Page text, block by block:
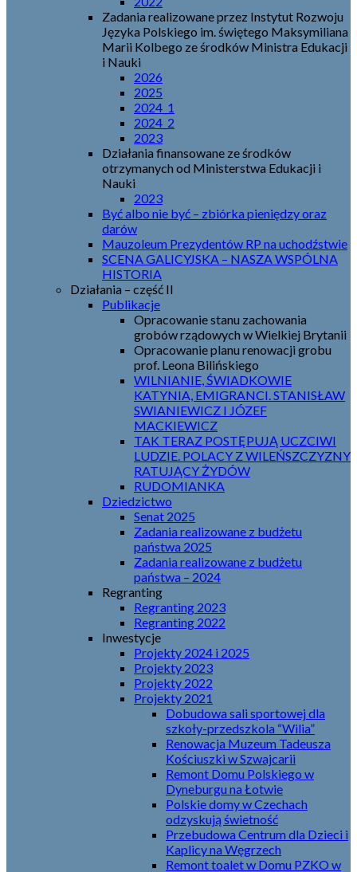
Zadania realizowane przez Instytut Rozwoju
Języka Polskiego im. świętego Maksymiliana
Marii Kolbego ze środków Ministra Edukacji
i Nauki
2026
2025
2024_1
2024_2
2023
Działania finansowane ze środków
otrzymanych od Ministerstwa Edukacji i
Nauki
2023
Być albo nie być – zbiórka pieniędzy oraz
darów
Mauzoleum Prezydentów RP na uchodźstwie
SCENA GALICYJSKA – NASZA WSPÓLNA
HISTORIA
Działania – część II
Publikacje
Opracowanie stanu zachowania
grobów rządowych w Wielkiej Brytanii
Opracowanie planu renowacji grobu
prof. Leona Bilińskiego
WILNIANIE, ŚWIADKOWIE
KATYNIA, EMIGRANCI. STANISŁAW
SWIANIEWICZ I JÓZEF
MACKIEWICZ
TAK TERAZ POSTĘPUJĄ UCZCIWI
LUDZIE. POLACY Z WILEŃSZCZYZNY
RATUJĄCY ŻYDÓW
RUDOMIANKA
Dziedzictwo
Senat 2025
Zadania realizowane z budżetu
państwa 2025
Zadania realizowane z budżetu
państwa – 2024
Regranting
Regranting 2023
Regranting 2022
Inwestycje
Projekty 2024 i 2025
Projekty 2023
Projekty 2022
Projekty 2021
Dobudowa sali sportowej dla
szkoły-przedszkola “Wilia”
Renowacja Muzeum Tadeusza
Kościuszki w Szwajcarii
Remont Domu Polskiego w
Dyneburgu na Łotwie
Polskie domy w Czechach
odzyskują świetność
Przebudowa Centrum dla Dzieci i
Kaplicy na Węgrzech
Remont toalet w Domu PZKO w